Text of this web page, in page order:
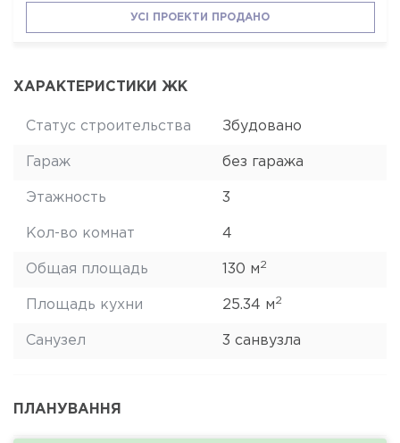
УСІ ПРОЕКТИ ПРОДАНО
ХАРАКТЕРИСТИКИ ЖК
Статус строительства Збудовано
Гараж без гаража
Этажность 3
Кол-во комнат 4
Общая площадь 130 м2
Площадь кухни 25.34 м2
Санузел 3 санвузла
ПЛАНУВАННЯ